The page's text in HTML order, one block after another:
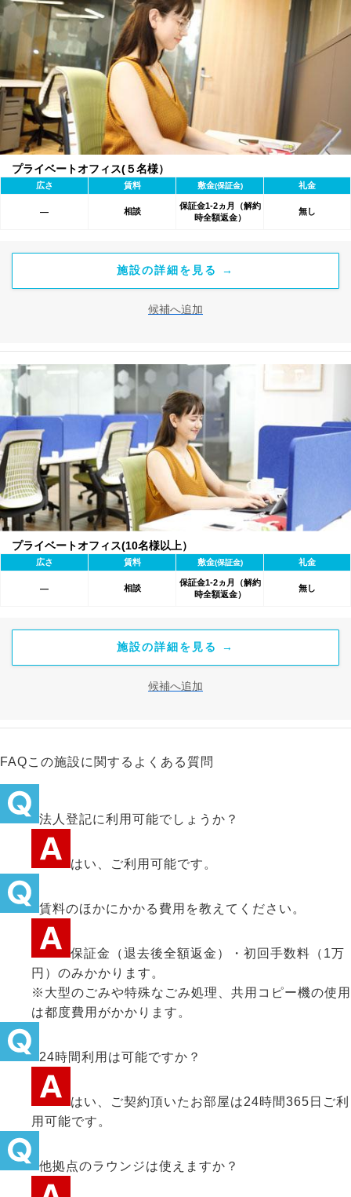
プライベートオフィス(５名様）
広さ 賃料 敷金(保証金) 礼金
― 相談
保証金1-2ヵ月（解約
時全額返金）
無し
施設の詳細を見る →
候補へ追加
プライベートオフィス(10名様以上）
広さ 賃料 敷金(保証金) 礼金
― 相談
保証金1-2ヵ月（解約
時全額返金）
無し
施設の詳細を見る →
候補へ追加
FAQこの施設に関するよくある質問
法人登記に利用可能でしょうか？
はい、ご利用可能です。
賃料のほかにかかる費用を教えてください。
保証金（退去後全額返金）・初回手数料（1万
円）のみかかります。
※大型のごみや特殊なごみ処理、共用コピー機の使用
は都度費用がかかります。
24時間利用は可能ですか？
はい、ご契約頂いたお部屋は24時間365日ご利
用可能です。
他拠点のラウンジは使えますか？